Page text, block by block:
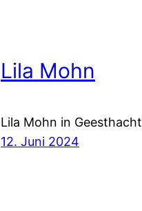
Lila Mohn
Lila Mohn in Geesthacht
12. Juni 2024